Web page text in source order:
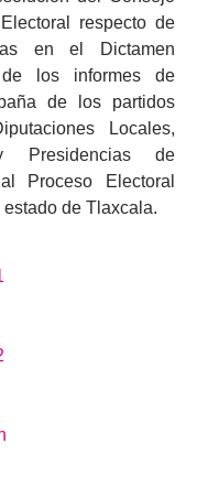
respecto de
en el Dictamen
los informes de
de los partidos
Locales,
Presidencias de
Proceso Electoral
de Tlaxcala.